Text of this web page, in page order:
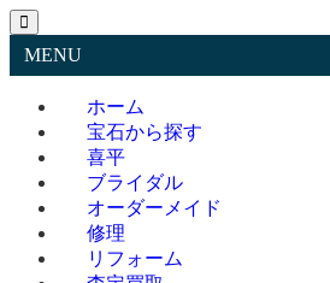
MENU
ホーム
宝石から探す
喜平
ブライダル
オーダーメイド
修理
リフォーム